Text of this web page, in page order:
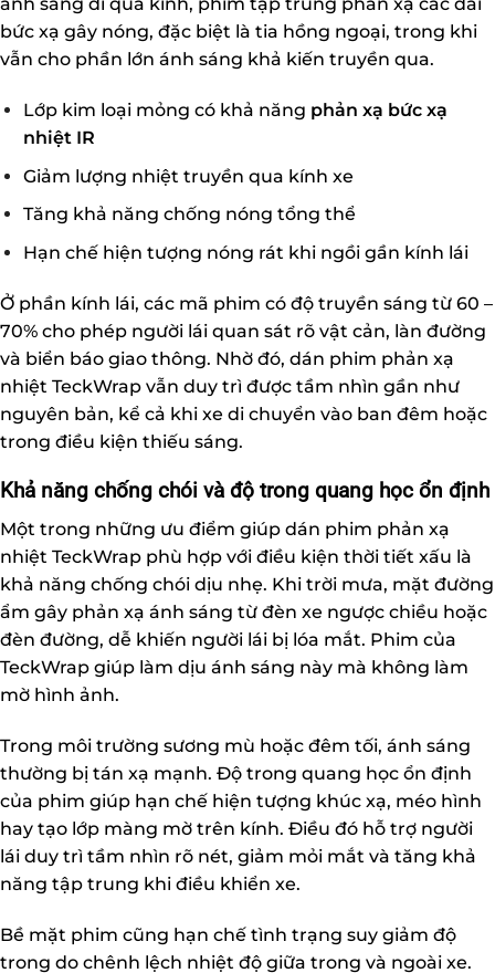
bức xạ gây nóng, đặc biệt là tia hồng ngoại, trong khi
vẫn cho phần lớn ánh sáng khả kiến truyền qua.
Lớp kim loại mỏng có khả năng phản xạ bức xạ
nhiệt IR
Giảm lượng nhiệt truyền qua kính xe
Tăng khả năng chống nóng tổng thể
Hạn chế hiện tượng nóng rát khi ngồi gần kính lái
Ở phần kính lái, các mã phim có độ truyền sáng từ 60 –
70% cho phép người lái quan sát rõ vật cản, làn đường
và biển báo giao thông. Nhờ đó, dán phim phản xạ
nhiệt TeckWrap vẫn duy trì được tầm nhìn gần như
nguyên bản, kể cả khi xe di chuyển vào ban đêm hoặc
trong điều kiện thiếu sáng.
Khả năng chống chói và độ trong quang học ổn định
Một trong những ưu điểm giúp dán phim phản xạ
nhiệt TeckWrap phù hợp với điều kiện thời tiết xấu là
khả năng chống chói dịu nhẹ. Khi trời mưa, mặt đường
ẩm gây phản xạ ánh sáng từ đèn xe ngược chiều hoặc
đèn đường, dễ khiến người lái bị lóa mắt. Phim của
TeckWrap giúp làm dịu ánh sáng này mà không làm
mờ hình ảnh.
Trong môi trường sương mù hoặc đêm tối, ánh sáng
thường bị tán xạ mạnh. Độ trong quang học ổn định
của phim giúp hạn chế hiện tượng khúc xạ, méo hình
hay tạo lớp màng mờ trên kính. Điều đó hỗ trợ người
lái duy trì tầm nhìn rõ nét, giảm mỏi mắt và tăng khả
năng tập trung khi điều khiển xe.
Bề mặt phim cũng hạn chế tình trạng suy giảm độ
trong do chênh lệch nhiệt độ giữa trong và ngoài xe.